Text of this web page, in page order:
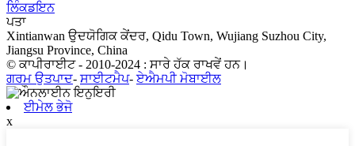
ਲਿੰਕਡਇਨ
ਪਤਾ
Xintianwan ਉਦਯੋਗਿਕ ਕੇਂਦਰ, Qidu Town, Wujiang Suzhou City,
Jiangsu Province, China
© ਕਾਪੀਰਾਈਟ - 2010-2024 : ਸਾਰੇ ਹੱਕ ਰਾਖਵੇਂ ਹਨ।
ਗਰਮ ਉਤਪਾਦ- ਸਾਈਟਮੈਪ-ਏਐਮਪੀ ਮੋਬਾਈਲ
ਈਮੇਲ ਭੇਜੋ
x